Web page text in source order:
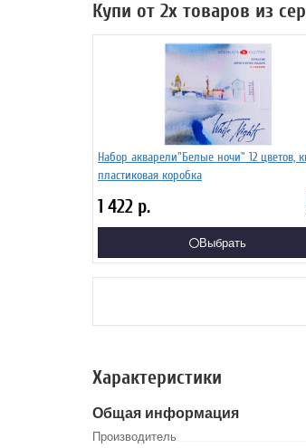
Купи от 2х товаров из
Набор акварели"Белые ночи" 12 цветов, кюветы,
пластиковая коробка
1 422 р.
Выбрать
Характеристики
Общая информация
Производитель